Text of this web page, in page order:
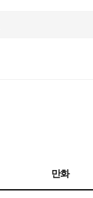
만화